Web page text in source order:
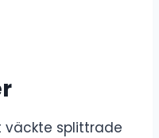
väckte splittrade